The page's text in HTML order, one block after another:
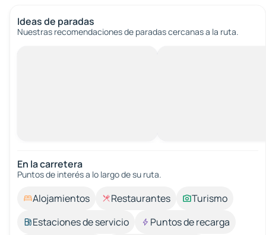
Ideas de paradas
Nuestras recomendaciones de paradas cercanas a la ruta.
En la carretera
Puntos de interés a lo largo de su ruta.
Alojamientos Restaurantes
Turismo
Estaciones de servicio
Puntos de recarga